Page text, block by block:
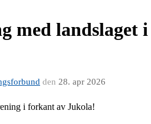
med landslaget i
den 28. apr 2026
i forkant av Jukola!